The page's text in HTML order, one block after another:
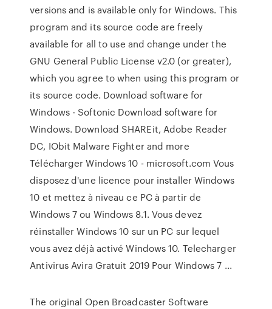
versions and is available only for Windows. This
program and its source code are freely
available for all to use and change under the
GNU General Public License v2.0 (or greater),
which you agree to when using this program or
its source code. Download software for
Windows - Softonic Download software for
Windows. Download SHAREit, Adobe Reader
DC, IObit Malware Fighter and more
Télécharger Windows 10 - microsoft.com Vous
disposez d'une licence pour installer Windows
10 et mettez à niveau ce PC à partir de
Windows 7 ou Windows 8.1. Vous devez
réinstaller Windows 10 sur un PC sur lequel
vous avez déjà activé Windows 10. Telecharger
Antivirus Avira Gratuit 2019 Pour Windows 7 ...
The original Open Broadcaster Software